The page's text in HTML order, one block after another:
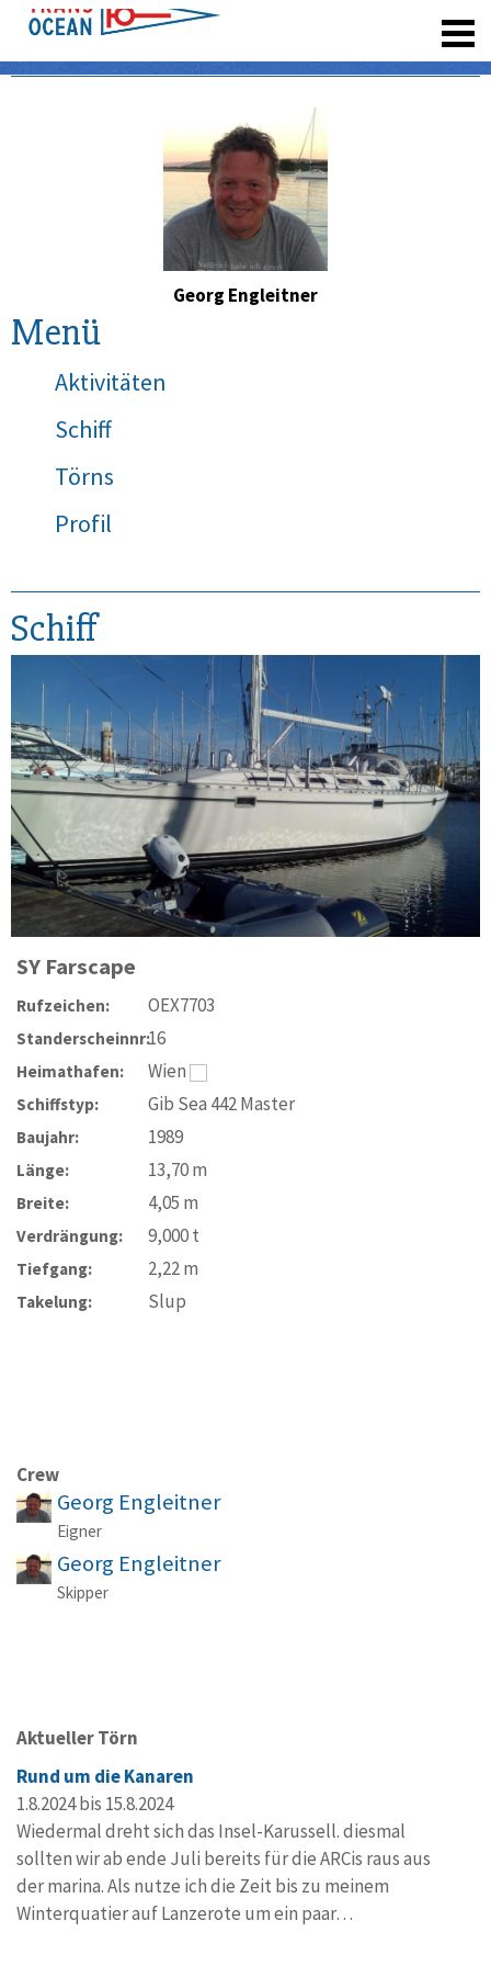
Georg Engleitner
Menü
Aktivitäten
Schiff
Törns
Profil
Schiff
SY Farscape
Rufzeichen: OEX7703
Standerscheinnr:16
Heimathafen: Wien
Schiffstyp: Gib Sea 442 Master
Baujahr: 1989
Länge: 13,70m
Breite: 4,05 m
Verdrängung: 9,000t
Tiefgang: 2,22m
Takelung: Slup
Crew
Georg Engleitner
Eigner
Georg Engleitner
Skipper
Aktueller Törn
Rund um die Kanaren
1.8.2024 bis 15.8.2024
Wiedermal dreht sich das Insel-Karussell. diesmal
sollten wir ab ende Juli bereits für die ARCis raus aus
der marina. Als nutze ich die Zeit bis zu meinem
Winterquatier auf Lanzerote um ein paar…